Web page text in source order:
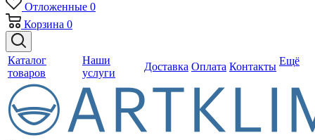
Отложенные 0
Корзина 0
Каталог
товаров
Наши
услуги
Доставка Оплата Контакты Ещё